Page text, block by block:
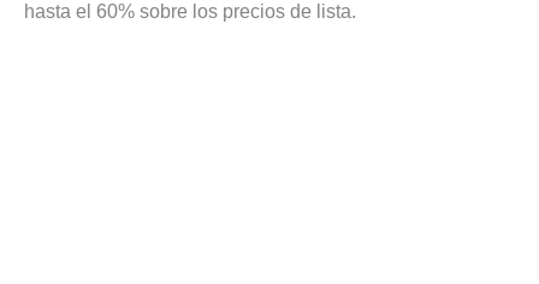
hasta el 60% sobre los precios de lista.